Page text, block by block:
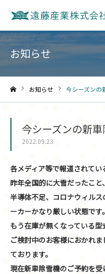
お知らせ
お知らせ 今シーズンの
今シーズンの新
2022.09.23
各メディア等で報道されて
昨年全国的に大雪だったこと、
半導体不足、コロナウィルス
ーカーかなり厳しい状態です。
もう在庫が無くなっている型
ご検討中のお客様におかれ
ております。
現在新車除雪機のご予約を